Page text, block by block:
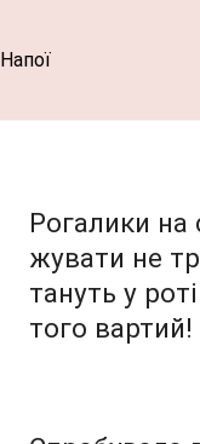
Напої
Рогалики на
жувати не
тануть у
того вартий!